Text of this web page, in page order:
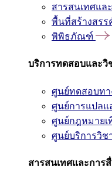
สารสนเทศแล
พื้นที่สร้างสรร
พิพิธภัณฑ์
บริการทดสอบและวิ
ศูนย์ทดสอบทา
ศูนย์การแปลแ
ศูนย์กฎหมาย
ศูนย์บริการวิช
สารสนเทศและการ